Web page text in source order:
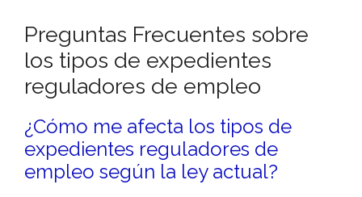
Preguntas Frecuentes sobre
los tipos de expedientes
reguladores de empleo
¿Cómo me afecta los tipos de
expedientes reguladores de
empleo según la ley actual?